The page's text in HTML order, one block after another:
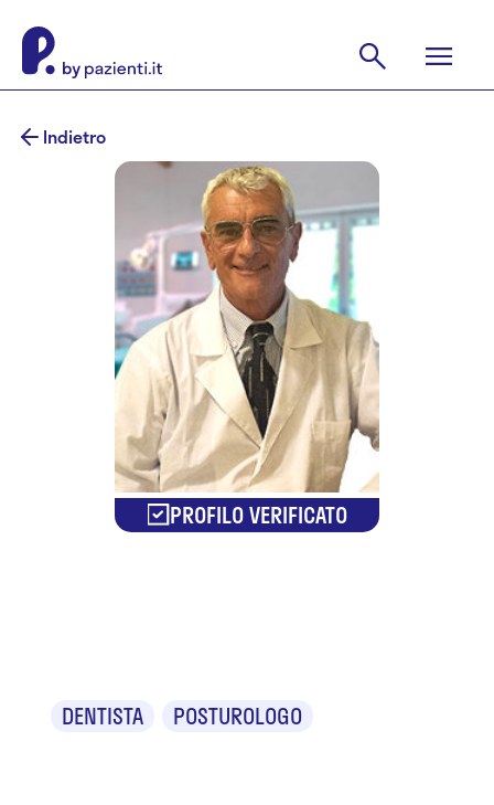
Indietro
PROFILO VERIFICATO
DENTISTA POSTUROLOGO